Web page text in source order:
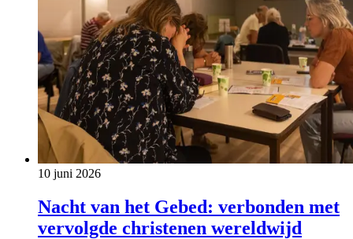
10 juni 2026
Nacht van het Gebed: verbonden met
vervolgde christenen wereldwijd